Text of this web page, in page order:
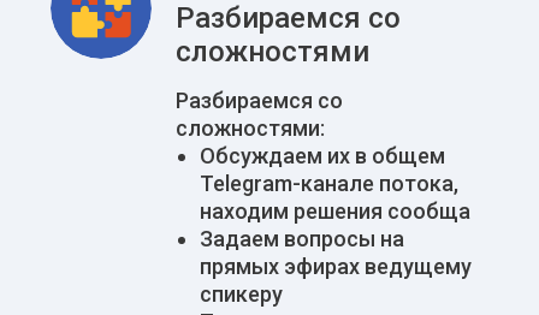
Разбираемся со
сложностями
Разбираемся со
сложностями:
Обсуждаем их в общем
Telegram-канале потока,
находим решения сообща
Задаем вопросы на
прямых эфирах ведущему
спикеру